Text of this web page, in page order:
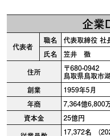
企業
代表者
職名
代表取締役 社
氏名
笠井 徹
住所
〒680-0942
鳥取県鳥取市
創業
1959年5月
年商
7,364億6,800
資本金
25億円
17,372名 （